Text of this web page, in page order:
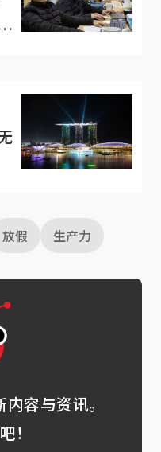
放假 生产力
容与资讯。
！